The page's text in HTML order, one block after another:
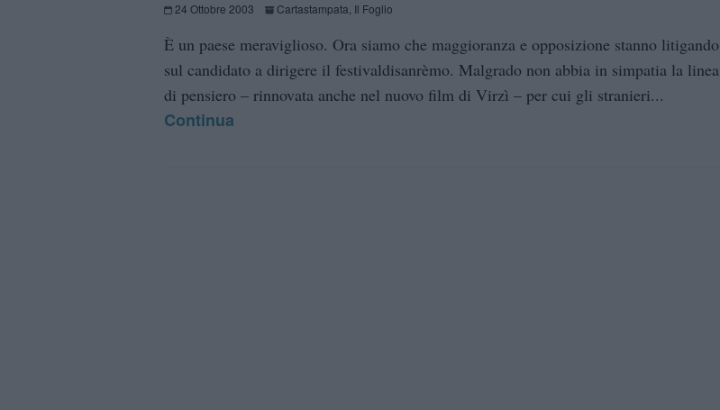
24 Ottobre 2003 Cartastampata Il Foglio
È un paese meraviglioso. Ora siamo che maggioranza e opposizione stanno litigando
sul candidato a dirigere il festivaldisanrèmo. Malgrado non abbia in simpatia la linea
di pensiero – rinnovata anche nel nuovo film di Virzì – per cui gli stranieri...
Continua